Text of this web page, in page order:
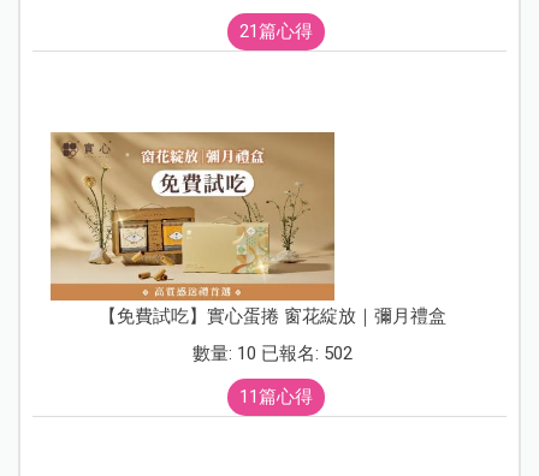
21篇心得
【免費試吃】實心蛋捲 窗花綻放｜彌月禮盒
數量: 10 已報名: 502
11篇心得